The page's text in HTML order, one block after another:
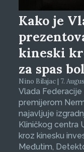
Kako je
kineski
za spas
Nino Bilajac | 7.
Vlada
premijerom
najavljuje
Kliničkog centra
kroz kinesku
Međutim,